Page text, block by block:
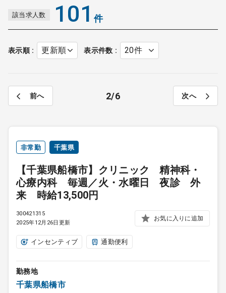
採用をお考えの医療機関の方
該当求人数 101 件
表示順 表示件数
前へ 2 6 次へ
非常勤 千葉県
【千葉県船橋市】クリニック 精神科・
心療内科 毎週／火・水曜日 夜診 外
来 時給13,500円
300421315
2025年12月26日更新
お気に入りに追加
インセンティブ 通勤便利
勤務地
千葉県船橋市